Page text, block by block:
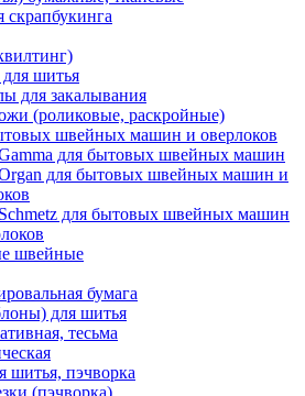
шитья
для закалывания
(роликовые, раскройные)
швейных машин и оверлоков
для бытовых швейных машин
для бытовых швейных машин и
для бытовых швейных машин
швейные
бумага
для шитья
тесьма
шитья, пэчворка
(пэчворка)